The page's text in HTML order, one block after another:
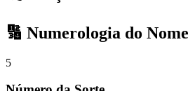
🔢 Numerologia do Nome
5